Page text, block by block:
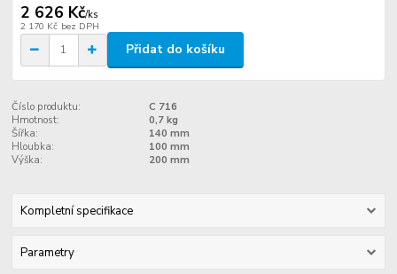
2 626 Kč/ks
2 170 Kč bez DPH
Přidat do košíku
Číslo produktu:
C 716
Hmotnost:
0,7 kg
Šířka:
140 mm
Hloubka:
100 mm
Výška:
200 mm
Kompletní specifikace
Parametry